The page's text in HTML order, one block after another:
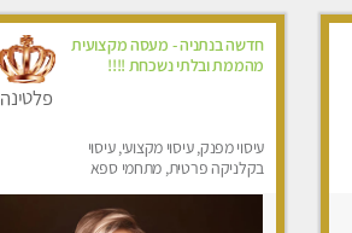
חדשה בנתניה - מעסה מקצועית
מהממת ובלתי נשכחת !!!!
עיסוי מפנק, עיסוי מקצועי, עיסוי
בקלניקה פרטית, מתחמי ספא
פלטינה